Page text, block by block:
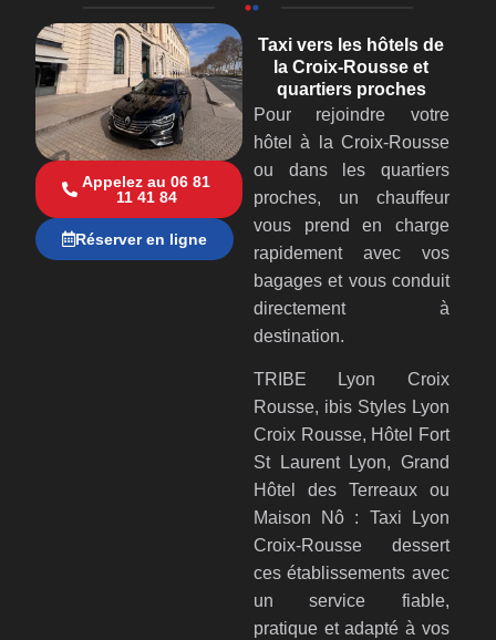
Appelez au 06 81
11 41 84
Réserver en ligne
Taxi vers les hôtels de
la Croix-Rousse et
quartiers proches
Pour rejoindre votre
hôtel à la Croix-Rousse
ou dans les quartiers
proches, un chauffeur
vous prend en charge
rapidement avec vos
bagages et vous conduit
directement à
destination.
TRIBE Lyon Croix
Rousse, ibis Styles Lyon
Croix Rousse, Hôtel Fort
St Laurent Lyon, Grand
Hôtel des Terreaux ou
Maison Nô : Taxi Lyon
Croix-Rousse dessert
ces établissements avec
un service fiable,
pratique et adapté à vos